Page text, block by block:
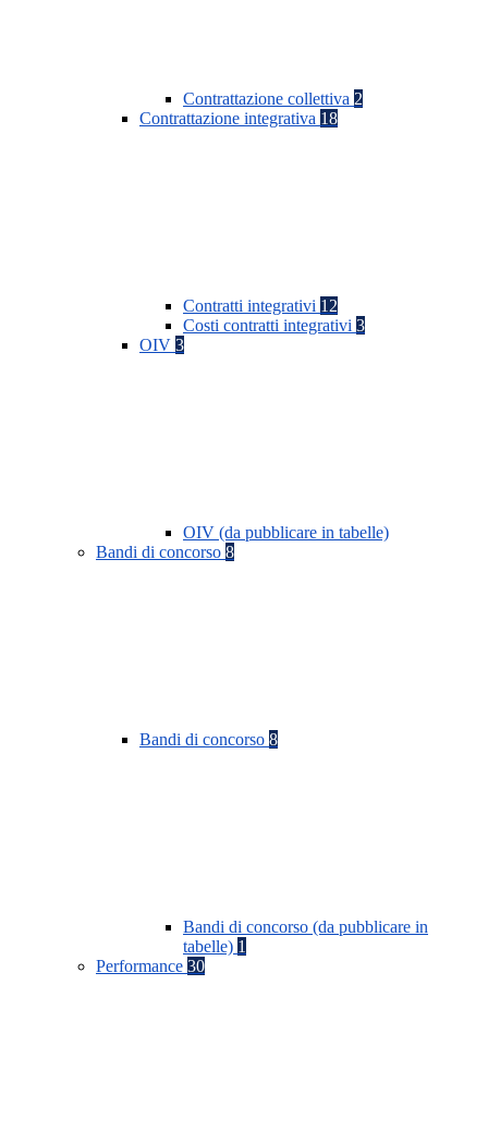
Contrattazione collettiva 2
Contrattazione integrativa 18
Contratti integrativi 12
Costi contratti integrativi 3
OIV 3
OIV (da pubblicare in tabelle)
Bandi di concorso 8
Bandi di concorso 8
Bandi di concorso (da pubblicare in
tabelle) 1
Performance 30